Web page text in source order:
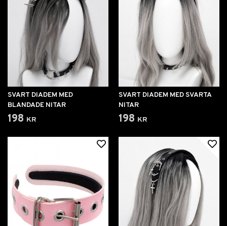
SVART DIADEM MED
BLANDADE NITAR
198 kr
SVART DIADEM MED SVARTA
NITAR
198 kr